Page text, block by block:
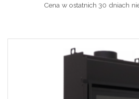
Cena w ostatnich 30 dniach